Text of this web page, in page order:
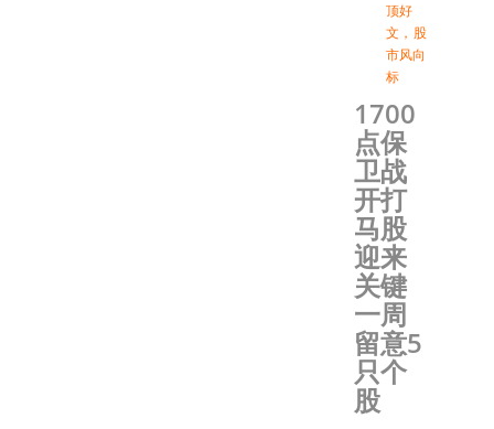
顶好
文 ， 股
市风向
标
1700
点保
卫战
开打
马股
迎来
关键
一周
留意5
只个
股